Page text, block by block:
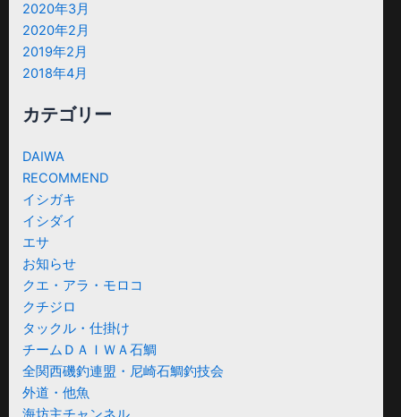
2020年3月
2020年2月
2019年2月
2018年4月
カテゴリー
DAIWA
RECOMMEND
イシガキ
イシダイ
エサ
お知らせ
クエ・アラ・モロコ
クチジロ
タックル・仕掛け
チームＤＡＩＷＡ石鯛
全関西磯釣連盟・尼崎石鯛釣技会
外道・他魚